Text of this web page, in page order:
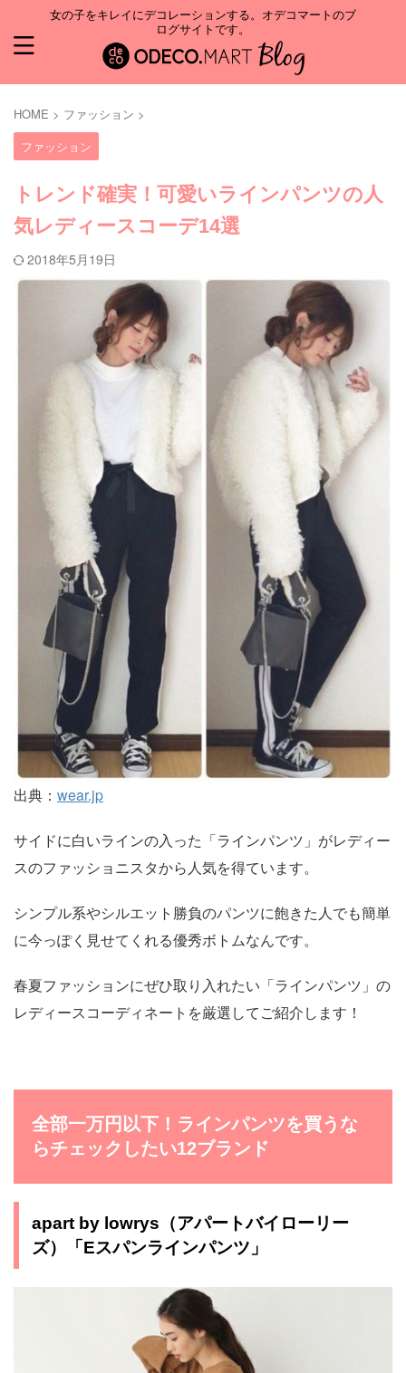
女の子をキレイにデコレーションする。オデコマートのブ
ログサイトです。
HOME > ファッション >
ファッション
トレンド確実！可愛いラインパンツの人
気レディースコーデ14選
2018年5月19日
出典： wear.jp
サイドに白いラインの入った「ラインパンツ」がレディー
スのファッショニスタから人気を得ています。
シンプル系やシルエット勝負のパンツに飽きた人でも簡単
に今っぽく見せてくれる優秀ボトムなんです。
春夏ファッションにぜひ取り入れたい「ラインパンツ」の
レディースコーディネートを厳選してご紹介します！
全部一万円以下！ラインパンツを買うな
らチェックしたい12ブランド
apart by lowrys（アパートバイローリー
ズ）「Eスパンラインパンツ」